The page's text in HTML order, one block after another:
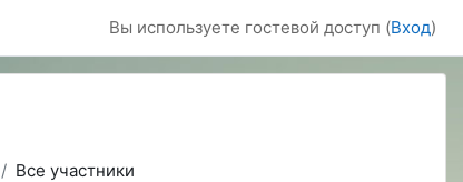
Вы используете гостевой доступ (Вход)
Все участники